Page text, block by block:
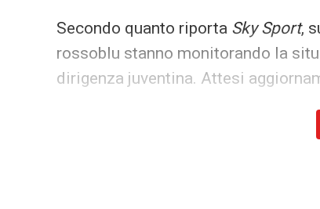
Secondo quanto riporta Sky Sport,
rossoblu stanno monitorando la
dirigenza juventina. Attesi
LA PLAYLIST DELLE NOSTRE TOP